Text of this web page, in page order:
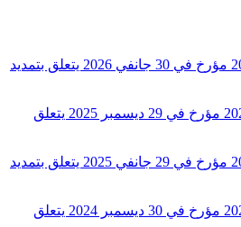
أمر عدد 15 لسنة 2026 مؤرخ في 30 جانفي 2026 يتعلق بتمديد
أمر عدد 485 لسنة 2025 مؤرخ في 29 ديسمبر 2025 يتعلق
أمر عدد 74 لسنة 2025 مؤرخ في 29 جانفي 2025 يتعلق بتمديد
أمر عدد 713 لسنة 2024 مؤرخ في 30 ديسمبر 2024 يتعلق